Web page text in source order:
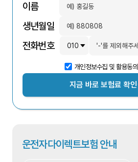
이름
생년월일
전화번호
개인정보수집 및 활용동의
지금 바로 보험료 확인
운전자다이렉트보험 안내